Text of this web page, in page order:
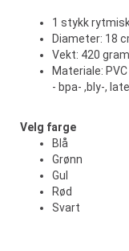
1 stykk
Diameter: 18
Vekt: 420 gram
Materiale: PVC
- bpa- ,bly-,
Velg farge
Blå
Grønn
Gul
Rød
Svart